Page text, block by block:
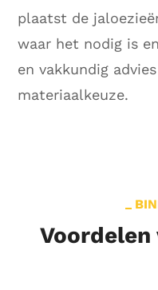
plaatst de
waar het nodig is
en vakkundig
materiaalkeuze.
Voordelen